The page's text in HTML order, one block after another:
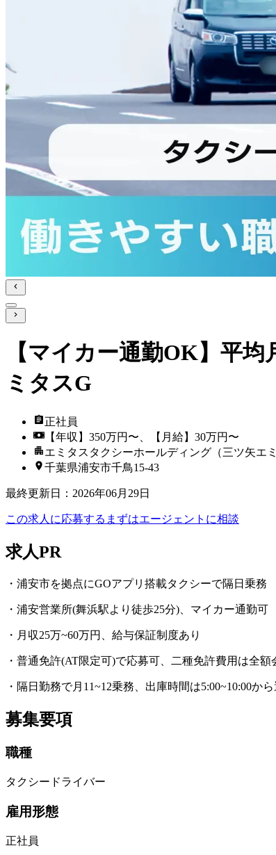
【マイカー通勤OK】平
ミタスG
正社員
【年収】350万円〜、【月給】30万円〜
エミタスタクシーホールディング（三ツ矢エ
千葉県浦安市千鳥15-43
最終更新日 ： 2026年06月29日
この求人に応募する まずはエージェントに相談
求人PR
・浦安市を拠点にGOアプリ搭載タクシーで隔日乗務
・浦安営業所(舞浜駅より徒歩25分)、マイカー通勤可
・月収25万~60万円、給与保証制度あり
・普通免許(AT限定可)で応募可、二種免許費用は全額
・隔日勤務で月11~12乗務、出庫時間は5:00~10:00か
募集要項
職種
タクシードライバー
雇用形態
正社員